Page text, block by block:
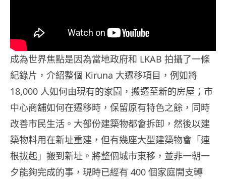
成為世界焦點是因為當地政府和 LKAB 拍攝了一條
紀錄片，介紹整個 Kiruna 大遷移項目，例如將
18,000 人如何由現有的家園，搬遷至新的房屋；市
中心商舖如何在遷移時，保留原有特色之餘，同時
改善市民生活。大部份建築物都會拆卸，然後以建
築物料用在新址重建，但有幾座大型建築物會「連
根拔起」搬到新址。將整個城市東移，並非一朝一
夕能夠完成的事，現時已經有 400 個家庭開支轉